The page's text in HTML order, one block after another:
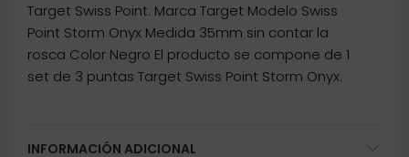
Target Swiss Point. Marca Target Modelo Swiss
Point Storm Onyx Medida 35mm sin contar la
rosca Color Negro El producto se compone de 1
set de 3 puntas Target Swiss Point Storm Onyx.
INFORMACIÓN ADICIONAL